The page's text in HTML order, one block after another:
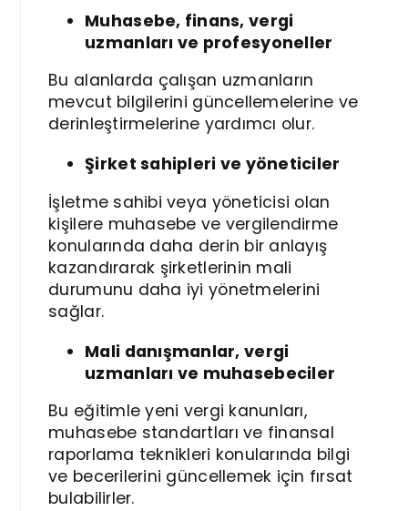
Muhasebe, finans, vergi
uzmanları ve profesyoneller
Bu alanlarda çalışan uzmanların
mevcut bilgilerini güncellemelerine ve
derinleştirmelerine yardımcı olur.
Şirket sahipleri ve yöneticiler
İşletme sahibi veya yöneticisi olan
kişilere muhasebe ve vergilendirme
konularında daha derin bir anlayış
kazandırarak şirketlerinin mali
durumunu daha iyi yönetmelerini
sağlar.
Mali danışmanlar, vergi
uzmanları ve muhasebeciler
Bu eğitimle yeni vergi kanunları,
muhasebe standartları ve finansal
raporlama teknikleri konularında bilgi
ve becerilerini güncellemek için fırsat
bulabilirler.